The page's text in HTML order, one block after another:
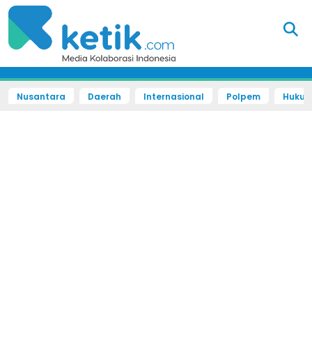
Nusantara Daerah Internasional Polpem